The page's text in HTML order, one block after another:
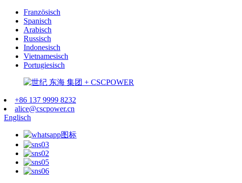
Französisch
Spanisch
Arabisch
Russisch
Indonesisch
Vietnamesisch
Portugiesisch
+86 137 9999 8232
alice@cscpower.cn
Englisch